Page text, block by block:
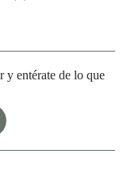
y entérate de lo que